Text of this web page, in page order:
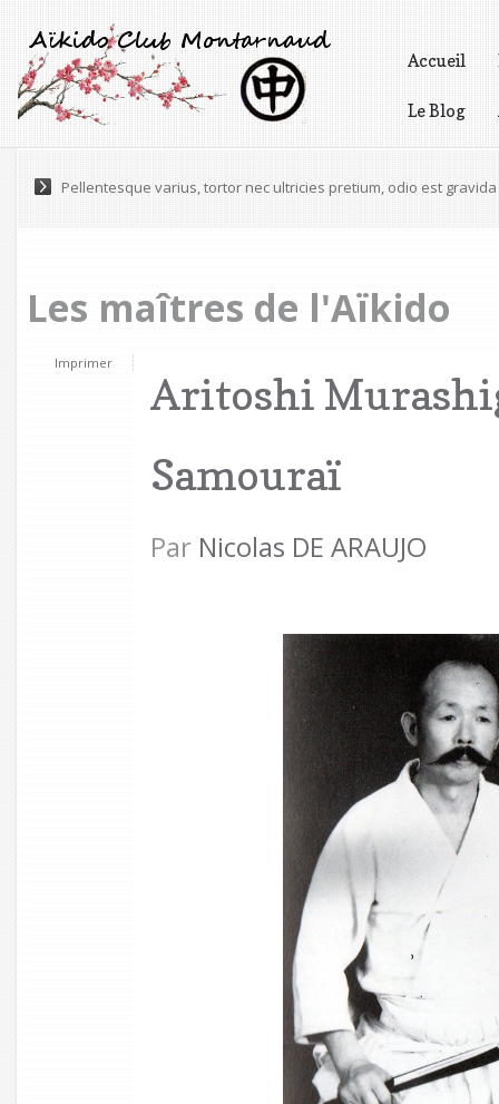
Accueil
Le Blog
Lorem ipsum dolor sit amet, consectetur adipiscing elit.
Pellentesque varius, tortor nec ultricies pretium, odio est
Les maîtres de l'Aïkido
Imprimer
Aritoshi
Samouraï
Par Nicolas DE ARAUJO